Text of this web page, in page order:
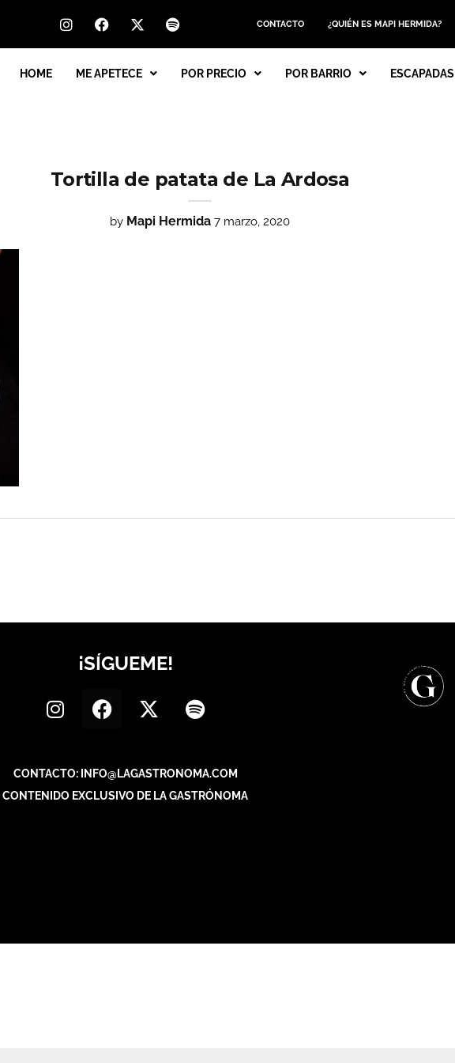
CONTACTO ¿QUIÉN ES MAPI HERMIDA?
HOME ME APETECE POR PRECIO POR BARRIO ESCAPADAS
Tortilla de patata de La Ardosa
by Mapi Hermida 7 marzo, 2020
¡SÍGUEME!
CONTACTO: INFO@LAGASTRONOMA.COM
CONTENIDO EXCLUSIVO DE LA GASTRÓNOMA